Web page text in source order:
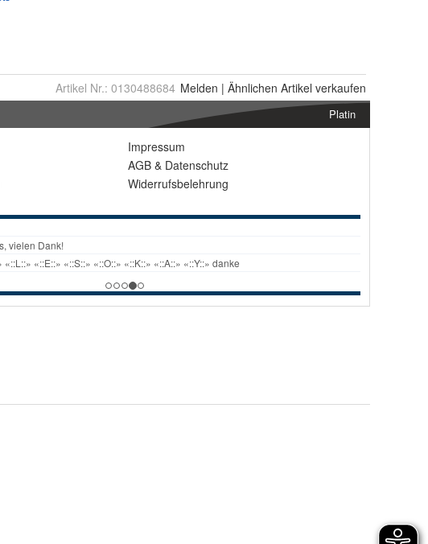
Artikel Nr.: 0130488684 Melden | Ähnlichen Artikel verkaufen
Platin
Impressum
AGB & Datenschutz
Widerrufsbelehrung